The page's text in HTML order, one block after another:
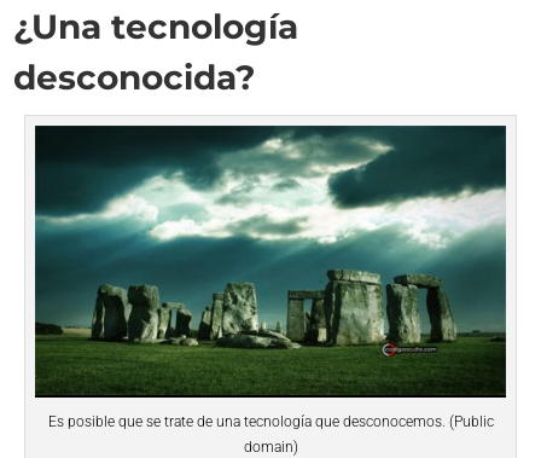
¿Una tecnología
desconocida?
Es posible que se trate de una tecnología que desconocemos. (Public
domain)